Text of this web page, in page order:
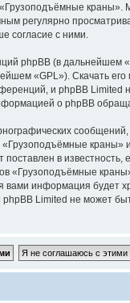
регулярно
согласие с ними.
phpBB (в дальнейшем
«GPL»). Скачать
и phpBB Limited
о phpBB
в
«Грузоподъёмные
информация будет
Limited не может